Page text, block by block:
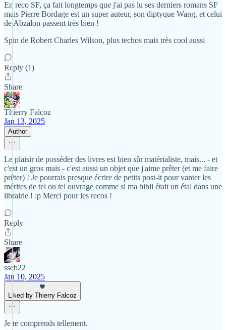
En reco SF, ça fait longtemps que j'ai pas lu ses derniers romans SF
mais Pierre Bordage est un super auteur, son diptyque Wang, et celui
de Abzalon passent très bien !
Spin de Robert Charles Wilson, plus techos mais très cool aussi
Reply (1)
Share
Thierry Falcoz
Jan 13, 2025
Author
Le plaisir de posséder des livres est bien sûr matérialiste, mais... - et
c'est un gros mais - c'est aussi un objet que j'aime prêter (et me faire
prêter) ! Je pourrais presque écrire de petits post-it pour vanter les
mérites de tel ou tel ouvrage comme si ma bibli était un étal dans une
librairie ! :p Merci pour les recos !
Reply
Share
sseb22
Jan 10, 2025
Liked by Thierry Falcoz
Je te comprends tellement.